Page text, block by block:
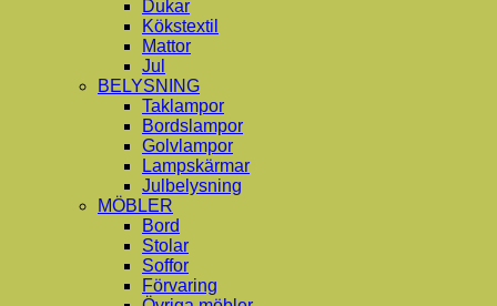
Dukar
Kökstextil
Mattor
Jul
BELYSNING
Taklampor
Bordslampor
Golvlampor
Lampskärmar
Julbelysning
MÖBLER
Bord
Stolar
Soffor
Förvaring